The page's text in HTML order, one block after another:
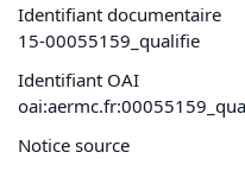
Identifiant documentaire
15-00055159_qualifie
Identifiant OAI
Notice source